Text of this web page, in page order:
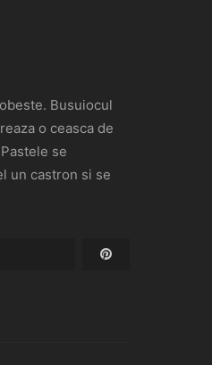
Busuiocul
o ceasca de
se
un castron si se